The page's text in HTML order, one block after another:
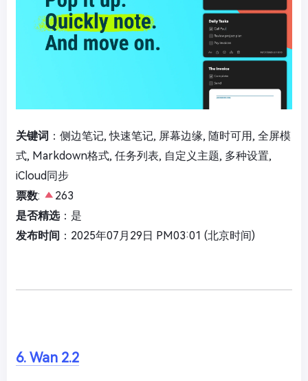
关键词 ：侧边笔记, 快速笔记, 屏幕边缘, 随时可用, 全屏模
式, Markdown格式, 任务列表, 自定义主题, 多种设置,
iCloud同步
票数:
263
是否精选：是
发布时间 ：2025年07月29日 PM03:01 (北京时间)
6. Wan 2.2